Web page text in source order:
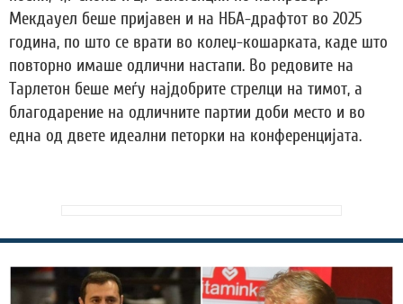
Мекдауел беше пријавен и на НБА-драфтот во 2025
година, по што се врати во колеџ-кошарката, каде што
повторно имаше одлични настапи. Во редовите на
Тарлетон беше меѓу најдобрите стрелци на тимот, а
благодарение на одличните партии доби место и во
една од двете идеални петорки на конференцијата.